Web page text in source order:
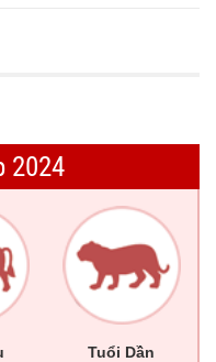
2024
Tuổi Dần